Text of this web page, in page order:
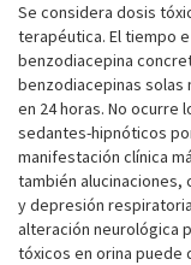
Se considera dosis
terapéutica. El tiempo
benzodiacepina
benzodiacepinas solas
en 24 horas. No ocurre
sedantes-hipnóticos
manifestación clínica
también alucinaciones,
y depresión
alteración neurológica
tóxicos en orina puede